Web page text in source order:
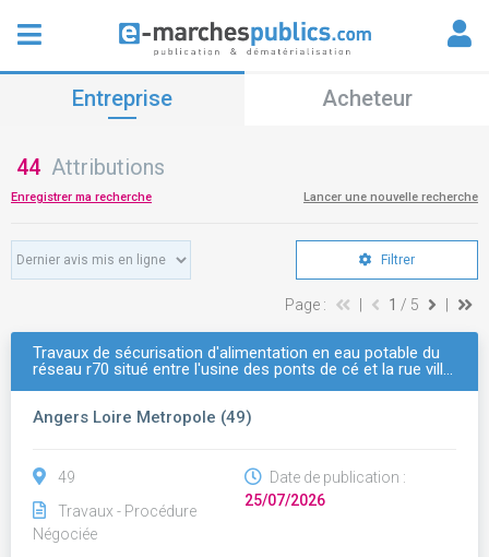
Entreprise Acheteur
44 Attributions
Enregistrer ma recherche Lancer une nouvelle recherche
Filtrer
Page : 1 / 5
Travaux de sécurisation d'alimentation en eau potable du
réseau r70 situé entre l'usine des ponts de cé et la rue vill…
Angers Loire Metropole (49)
49
Travaux - Procédure
Négociée
Date de publication :
25/07/2026